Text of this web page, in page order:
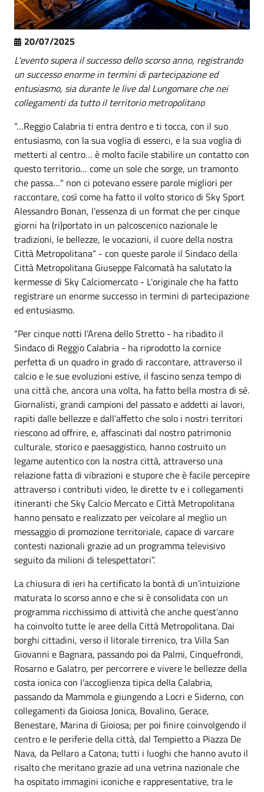
20/07/2025
L'evento supera il successo dello scorso anno, registrando
un successo enorme in termini di partecipazione ed
entusiasmo, sia durante le live dal Lungomare che nei
collegamenti da tutto il territorio metropolitano
“…Reggio Calabria ti entra dentro e ti tocca, con il suo
entusiasmo, con la sua voglia di esserci, e la sua voglia di
metterti al centro… è molto facile stabilire un contatto con
questo territorio… come un sole che sorge, un tramonto
che passa…" non ci potevano essere parole migliori per
raccontare, così come ha fatto il volto storico di Sky Sport
Alessandro Bonan, l'essenza di un format che per cinque
giorni ha (ri)portato in un palcoscenico nazionale le
tradizioni, le bellezze, le vocazioni, il cuore della nostra
Città Metropolitana” - con queste parole il Sindaco della
Città Metropolitana Giuseppe Falcomatà ha salutato la
kermesse di Sky Calciomercato - L'originale che ha fatto
registrare un enorme successo in termini di partecipazione
ed entusiasmo.
“Per cinque notti l’Arena dello Stretto - ha ribadito il
Sindaco di Reggio Calabria - ha riprodotto la cornice
perfetta di un quadro in grado di raccontare, attraverso il
calcio e le sue evoluzioni estive, il fascino senza tempo di
una città che, ancora una volta, ha fatto bella mostra di sé.
Giornalisti, grandi campioni del passato e addetti ai lavori,
rapiti dalle bellezze e dall’affetto che solo i nostri territori
riescono ad offrire, e, affascinati dal nostro patrimonio
culturale, storico e paesaggistico, hanno costruito un
legame autentico con la nostra città, attraverso una
relazione fatta di vibrazioni e stupore che è facile percepire
attraverso i contributi video, le dirette tv e i collegamenti
itineranti che Sky Calcio Mercato e Città Metropolitana
hanno pensato e realizzato per veicolare al meglio un
messaggio di promozione territoriale, capace di varcare
contesti nazionali grazie ad un programma televisivo
seguito da milioni di telespettatori”.
La chiusura di ieri ha certificato la bontà di un’intuizione
maturata lo scorso anno e che si è consolidata con un
programma ricchissimo di attività che anche quest’anno
ha coinvolto tutte le aree della Città Metropolitana. Dai
borghi cittadini, verso il litorale tirrenico, tra Villa San
Giovanni e Bagnara, passando poi da Palmi, Cinquefrondi,
Rosarno e Galatro, per percorrere e vivere le bellezze della
costa ionica con l’accoglienza tipica della Calabria,
passando da Mammola e giungendo a Locri e Siderno, con
collegamenti da Gioiosa Jonica, Bovalino, Gerace,
Benestare, Marina di Gioiosa; per poi finire coinvolgendo il
centro e le periferie della città, dal Tempietto a Piazza De
Nava, da Pellaro a Catona; tutti i luoghi che hanno avuto il
risalto che meritano grazie ad una vetrina nazionale che
ha ospitato immagini iconiche e rappresentative, tra le